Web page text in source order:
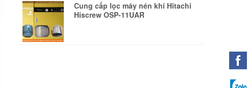
Cung cấp lọc máy nén khí Hitachi
Hiscrew OSP-11UAR